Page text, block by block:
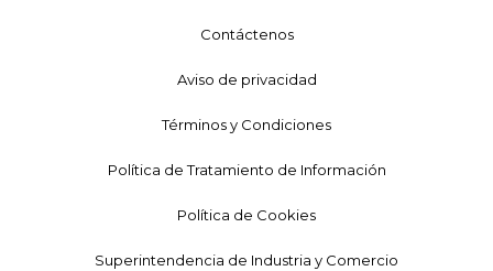
Contáctenos
Aviso de privacidad
Términos y Condiciones
Política de Tratamiento de Información
Política de Cookies
Superintendencia de Industria y Comercio